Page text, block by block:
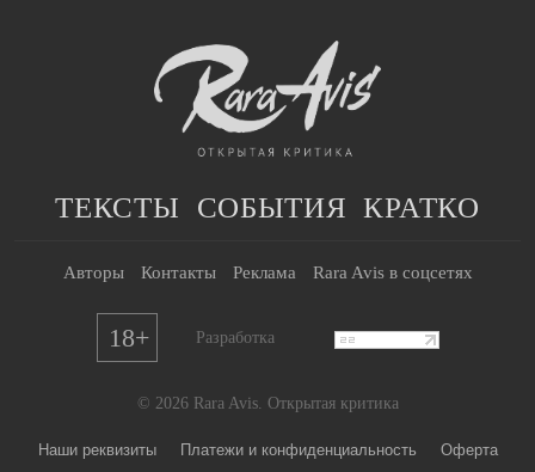
ТЕКСТЫ СОБЫТИЯ КРАТКО
Авторы Контакты Реклама Rara Avis в соцсетях
18+ Разработка
© 2026 Rara Avis. Открытая критика
Наши реквизиты Платежи и конфиденциальность Оферта